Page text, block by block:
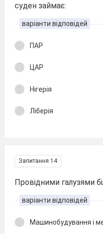
суден займає:
варіанти відповідей
ПАР
ЦАР
Нігерія
Ліберія
Запитання 14
Провідними галузями
варіанти відповідей
Машинобудування і